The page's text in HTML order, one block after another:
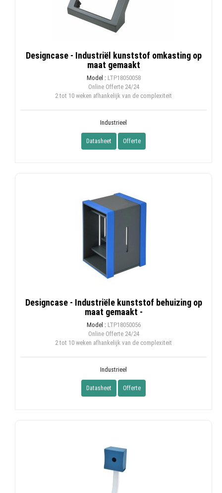
Designcase - Industriël kunststof omkasting op
maat gemaakt
Model : LTP18050058
Online Offerte24/24
2 tot 10 weken afhankelijk van de complexiteit
Industrieel
Datasheet Offerte
Designcase - Industriële kunststof behuizing op
maat gemaakt -
Model : LTP18050056
Online Offerte24/24
2 tot 10 weken afhankelijk van de complexiteit
Industrieel
Datasheet Offerte